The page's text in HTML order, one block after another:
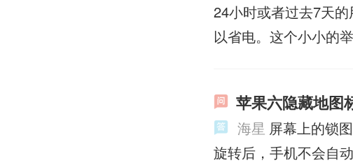
24小时或者过去7天
以省电。这个小小的
苹果六隐藏地图
海星 屏幕上的锁
旋转后，手机不会自